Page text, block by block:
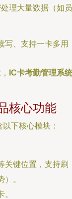
理大量数据（如员
写、支持一卡多用
IC卡考勤管理系统
核心功能
下核心模块：
关键位置，支持刷
。